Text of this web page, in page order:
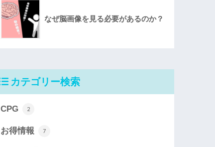
なぜ脳画像を見る必要があるのか？
カテゴリー検索
CPG 2
お得情報 7